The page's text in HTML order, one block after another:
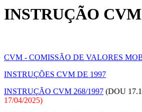
INSTRUÇÃO CVM
CVM - COMISSÃO DE VALORES
INSTRUÇÕES CVM DE 1997
INSTRUÇÃO CVM 268/1997 (DOU
17/04/2025)